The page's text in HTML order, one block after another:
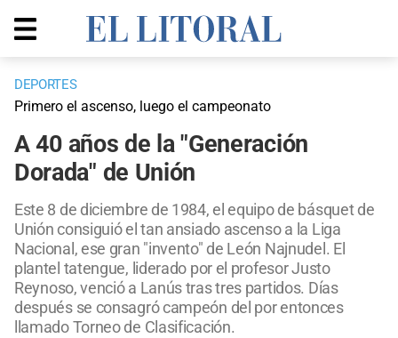
DEPORTES
Primero el ascenso, luego el campeonato
A 40 años de la "Generación
Dorada" de Unión
Este 8 de diciembre de 1984, el equipo de básquet de
Unión consiguió el tan ansiado ascenso a la Liga
Nacional, ese gran "invento" de León Najnudel. El
plantel tatengue, liderado por el profesor Justo
Reynoso, venció a Lanús tras tres partidos. Días
después se consagró campeón del por entonces
llamado Torneo de Clasificación.